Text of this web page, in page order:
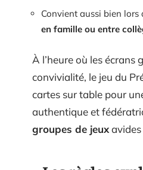
Convient aussi bien lors
en famille ou entre
À l’heure où les écrans
convivialité, le jeu du
cartes sur table pour
authentique et
groupes de jeux